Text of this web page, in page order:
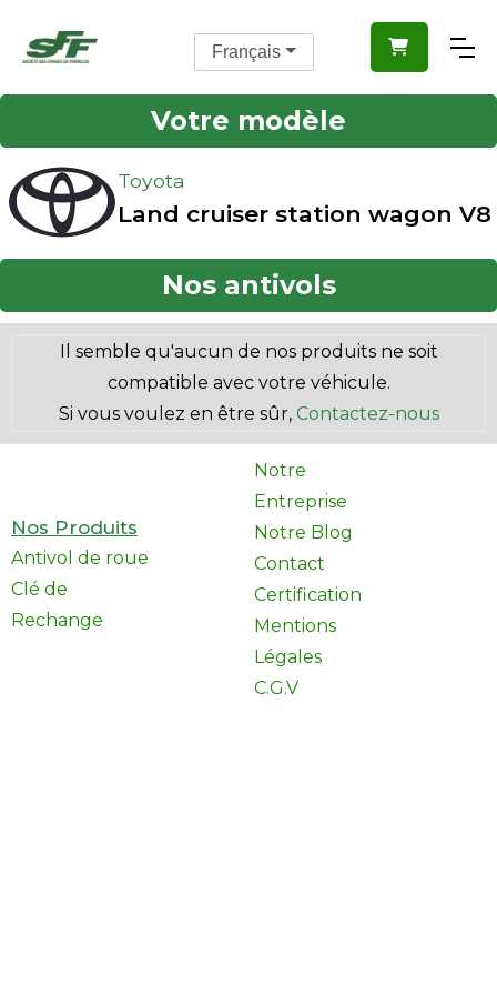

Votre modèle
Toyota
Land cruiser station wagon V8
Nos antivols
Il semble qu'aucun de nos produits ne soit
compatible avec votre véhicule.
Si vous voulez en être sûr, Contactez-nous
Nos Produits
Antivol de roue
Clé de
Rechange
Notre
Entreprise
Notre Blog
Contact
Certification
Mentions
Légales
C.G.V
Français